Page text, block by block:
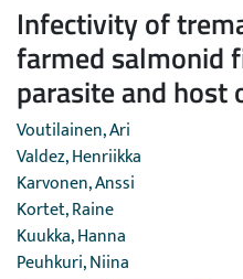
Infectivity of
farmed salmonid
parasite and host
Voutilainen, Ari
Valdez, Henriikka
Karvonen, Anssi
Kortet, Raine
Kuukka, Hanna
Peuhkuri, Niina